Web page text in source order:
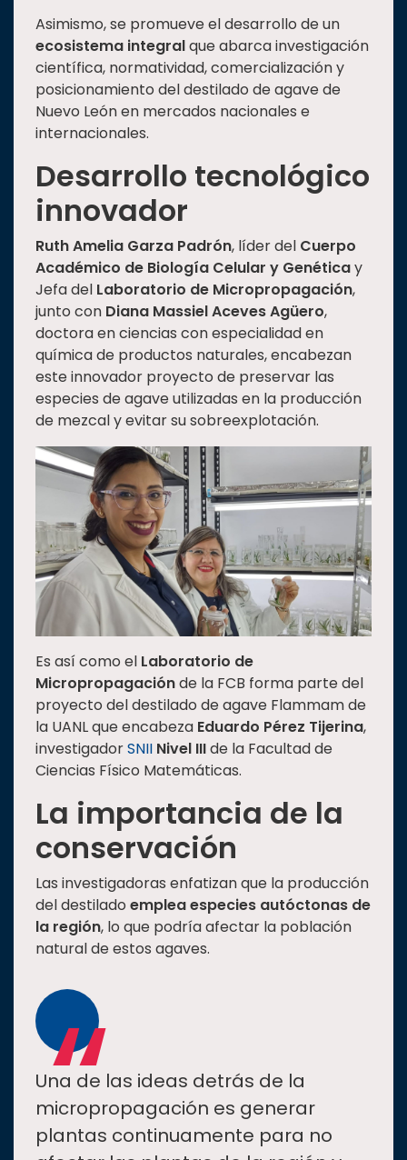
Asimismo, se promueve el desarrollo de un
ecosistema integralque abarca investigación
científica, normatividad, comercialización y
posicionamiento del destilado de agave de
Nuevo León en mercados nacionales e
internacionales.
Desarrollo tecnológico
innovador
Ruth Amelia Garza Padrón, líder del Cuerpo
Académico de Biología Celular y Genéticay
Jefa del Laboratorio de Micropropagación,
junto con Diana Massiel Aceves Agüero,
doctora en ciencias con especialidad en
química de productos naturales, encabezan
este innovador proyecto de preservar las
especies de agave utilizadas en la producción
de mezcal y evitar su sobreexplotación.
Es así como el Laboratorio de
Micropropagaciónde la FCB forma parte del
proyecto del destilado de agave Flammam de
la UANL que encabeza Eduardo Pérez Tijerina,
investigadorSNII Nivel IIIde la Facultad de
Ciencias Físico Matemáticas.
La importancia de la
conservación
Las investigadoras enfatizan que la producción
del destilado empleaespecies autóctonas de
la región, lo que podría afectar la población
natural de estos agaves.
“
Una de las ideas detrás de la
micropropagación es generar
plantas continuamente para no